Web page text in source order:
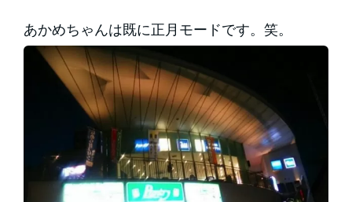
あかめちゃんは既に正月モードです。笑。